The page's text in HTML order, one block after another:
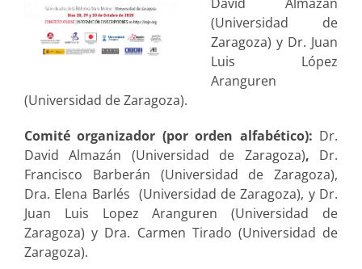
(Universidad de
Zaragoza) y Dr. Juan
Luis López
Aranguren
(Universidad de Zaragoza).
Comité organizador (por orden alfabético): Dr.
David Almazán (Universidad de Zaragoza), Dr.
Francisco Barberán (Universidad de Zaragoza),
Dra. Elena Barlés (Universidad de Zaragoza), y Dr.
Juan Luis Lopez Aranguren (Universidad de
Zaragoza) y Dra. Carmen Tirado (Universidad de
Zaragoza).